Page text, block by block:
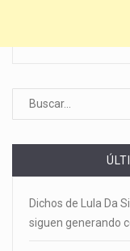
Dichos de Lula Da
siguen generando